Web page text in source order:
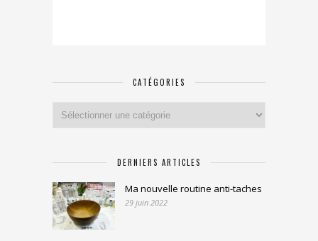
CATÉGORIES
DERNIERS ARTICLES
Ma nouvelle routine anti-taches
29 juin 2022